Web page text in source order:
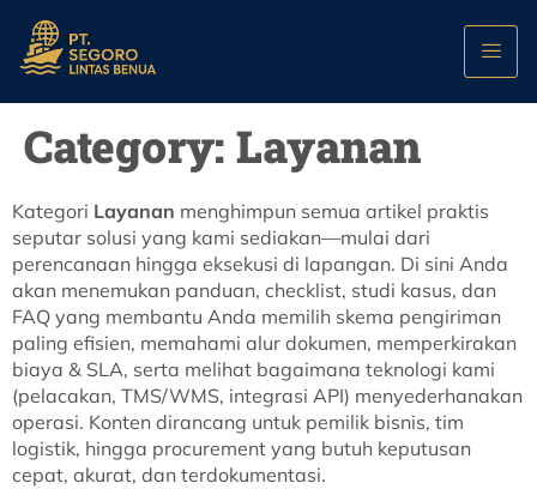
Category: Layanan
Kategori Layanan menghimpun semua artikel praktis
seputar solusi yang kami sediakan—mulai dari
perencanaan hingga eksekusi di lapangan. Di sini Anda
akan menemukan panduan, checklist, studi kasus, dan
FAQ yang membantu Anda memilih skema pengiriman
paling efisien, memahami alur dokumen, memperkirakan
biaya & SLA, serta melihat bagaimana teknologi kami
(pelacakan, TMS/WMS, integrasi API) menyederhanakan
operasi. Konten dirancang untuk pemilik bisnis, tim
logistik, hingga procurement yang butuh keputusan
cepat, akurat, dan terdokumentasi.